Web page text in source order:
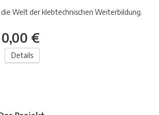
die Welt der klebtechnischen Weiterbildung.
0,00 €
Details